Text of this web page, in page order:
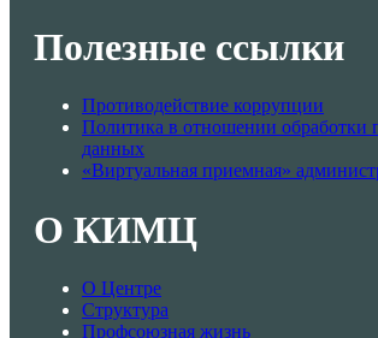
Полезные ссылки
Противодействие коррупции
Политика в отношении обработки
данных
«Виртуальная приемная»
О КИМЦ
О Центре
Структура
Профсоюзная жизнь